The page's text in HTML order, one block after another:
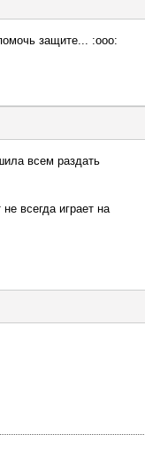
защите... :ooo:
всем раздать
всегда играет на